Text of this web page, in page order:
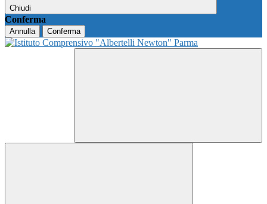
Chiudi
Conferma
Annulla Conferma